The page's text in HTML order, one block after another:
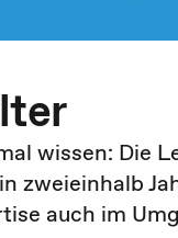
wissen: Die
zweieinhalb
auch im